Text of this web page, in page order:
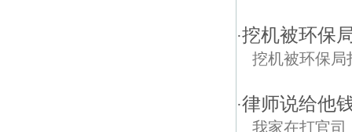
·挖机被环保
挖机被环保局
·律师说给他
我家在打官司